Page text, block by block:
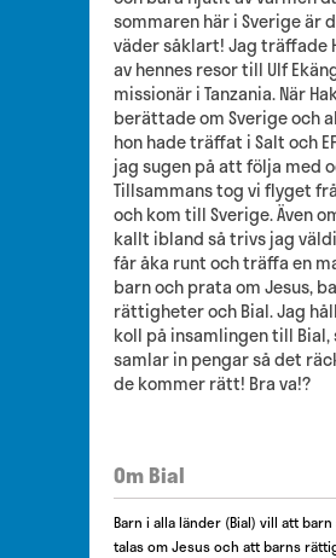
sommaren här i Sverige är
väder såklart! Jag träffade
av hennes resor till Ulf
missionär i Tanzania. När
berättade om Sverige och
hon hade träffat i Salt och
jag sugen på att följa med
Tillsammans tog vi flyget
och kom till Sverige. Även
kallt ibland så trivs jag
får åka runt och träffa en
barn och prata om Jesus,
rättigheter och Bial. Jag
koll på insamlingen till Bial,
samlar in pengar så det
de kommer rätt! Bra va!?
Om Bial
Barn i alla länder (Bial) vill att
talas om Jesus och att barns